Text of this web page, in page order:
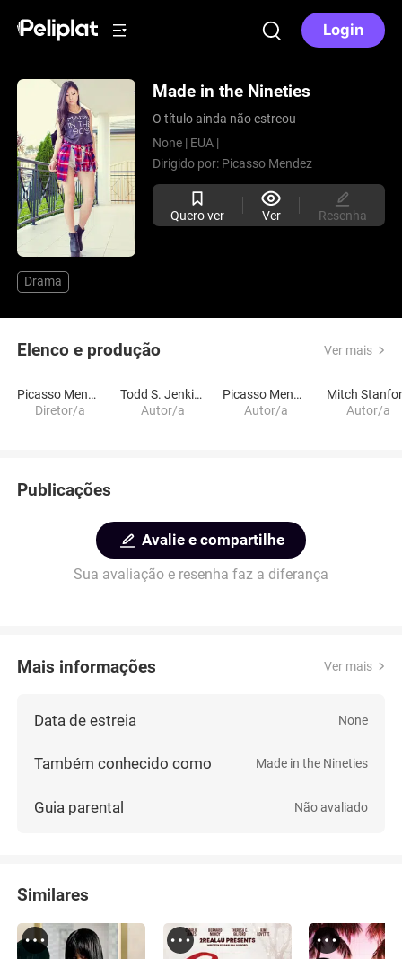
Login
Made in the Nineties
O título ainda não estreou
None | EUA |
Dirigido por: Picasso Mendez
Quero ver Ver Resenha
Drama
Elenco e produção Ver mais
Picasso Mendez
Diretor/a
Todd S. Jenkins
Autor/a
Picasso Mendez
Autor/a
Mitch
Autor/a
Publicações
Avalie e compartilhe
Sua avaliação e resenha faz a diferança
Mais informações Ver mais
Data de estreia None
Também conhecido como Made in the Nineties
Guia parental Não avaliado
Similares